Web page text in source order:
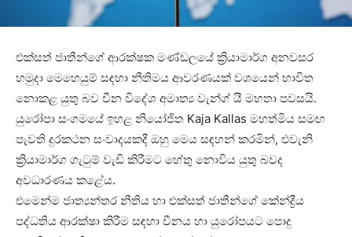
එක්සත් ජාතීන්ගේ ආරක්ෂක මණ්ඩලයේ ක්‍රියාමාර්ග අනවසර
හමුදා මෙහෙයුම් සඳහා නීතිමය ආවරණයක් වශයෙන් භාවිත
නොකළ යුතු බව චීන විදේශ අමාත්‍ය වැන්ග් යී මහතා පවසයි.
යුරෝපා සංගමයේ ඉහළ නියෝජිත Kaja Kallas මහත්මිය සමඟ
පැවති දුරකථන සංවාදයකදී ඔහු මෙය සඳහන් කරමින්, එවැනි
ක්‍රියාමාර්ග ගැටුම් වැඩි කිරීමට හේතු නොවිය යුතු බවද
අවධාරණය කළේය.
එමෙන්ම ජාත්‍යන්තර නීතිය හා එක්සත් ජාතීන්ගේ කේන්ද්‍රීය
පද්ධතිය ආරක්ෂා කිරීම සඳහා චීනය හා යුරෝපයට පොදු